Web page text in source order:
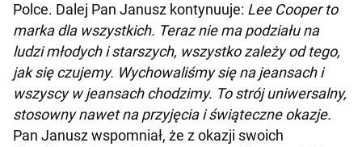
Polce. Dalej Pan Janusz kontynuuje: Lee Cooper to
marka dla wszystkich. Teraz nie ma podziału na
ludzi młodych i starszych, wszystko zależy od tego,
jak się czujemy. Wychowaliśmy się na jeansach i
wszyscy w jeansach chodzimy. To strój uniwersalny,
stosowny nawet na przyjęcia i świąteczne okazje.
Pan Janusz wspomniał, że z okazji swoich